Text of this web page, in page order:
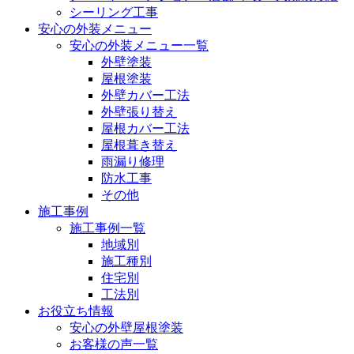
シーリング工事
安心の外装メニュー
安心の外装メニュー一覧
外壁塗装
屋根塗装
外壁カバー工法
外壁張り替え
屋根カバー工法
屋根葺き替え
雨漏り修理
防水工事
その他
施工事例
施工事例一覧
地域別
施工種別
住宅別
工法別
お役立ち情報
安心の外壁屋根塗装
お客様の声一覧